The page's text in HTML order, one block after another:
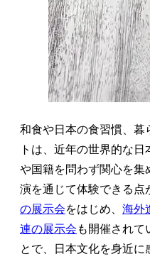
和食や日本の食習慣、暮
トは、近年の世界的な
や国籍を問わず関心を集
演を通じて体験できる点
の展示会をはじめ、 海外
連の展示会 も開催されて
とで、日本文化を身近